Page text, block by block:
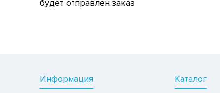
будет отправлен заказ
Информация Каталог